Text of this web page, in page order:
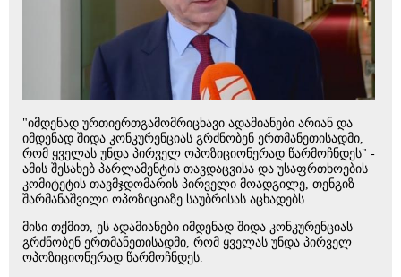
"იმდენად ურთიერთგამომრიცხავი ადამიანები არიან და
იმდენად შიდა კონკურენციას გრძნობენ ერთმანეთისადმი,
რომ ყველას უნდა პირველ ოპოზიციონერად წარმოჩნდეს" -
ამის შესახებ პარლამენტის თავდაცვისა და უსაფრთხოების
კომიტეტის თავმჯდომარის პირველი მოადგილე, თენგიზ
შარმანაშვილი ოპოზიციაზე საუბრისას აცხადებს.
მისი თქმით, ეს ადამიანები იმდენად შიდა კონკურენციას
გრძნობენ ერთმანეთისადმი, რომ ყველას უნდა პირველ
ოპოზიციონერად წარმოჩნდეს.